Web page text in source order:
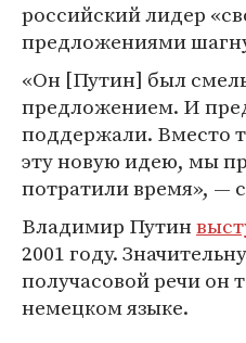
российский лидер
предложениями
«Он [Путин] был
предложением. И
поддержали. Вместо
эту новую идею, мы
потратили время», —
Владимир Путин
2001 году.
получасовой речи он
немецком языке.